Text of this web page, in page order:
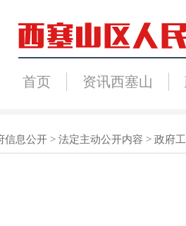
首页 资讯西塞山
信息公开 > 法定主动公开内容 > 政府